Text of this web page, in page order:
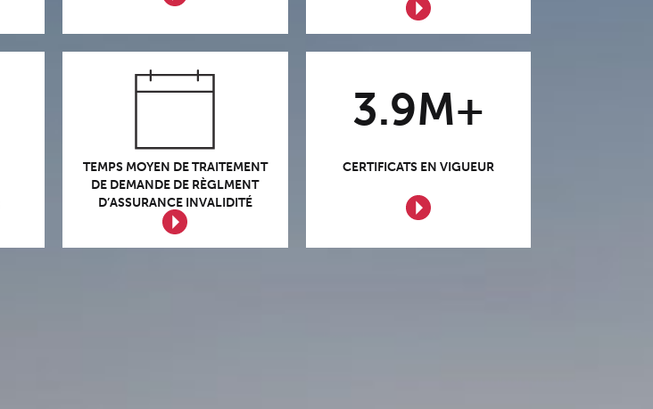
CONCESSIONNAIRES
DE SPORTS
TEMPS MOYEN DE TRAITEMENT
DE DEMANDE DE RÈGLMENT
D’ASSURANCE INVALIDITÉ
3.9M+
CERTIFICATS EN VIGUEUR